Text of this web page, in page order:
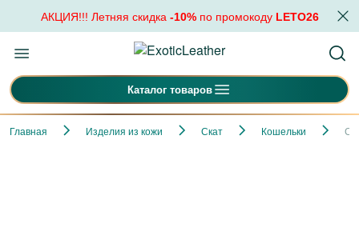
АКЦИЯ!!! Летняя скидка -10%по промокоду LETO26
Каталог товаров
Главная Изделия из кожи Скат Кошельки